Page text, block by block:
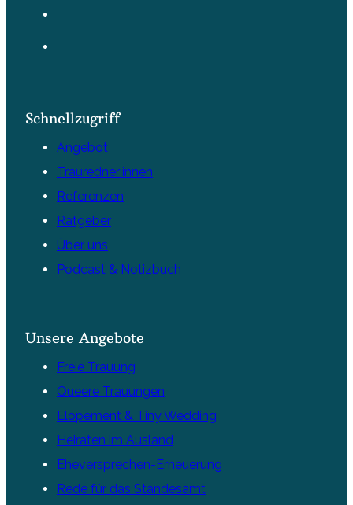
Schnellzugriff
Angebot
Trauredner:innen
Referenzen
Ratgeber
Über uns
Podcast & Notizbuch
Unsere Angebote
Freie Trauung
Queere Trauungen
Elopement & Tiny Wedding
Heiraten im Ausland
Eheversprechen-Erneuerung
Rede für das Standesamt